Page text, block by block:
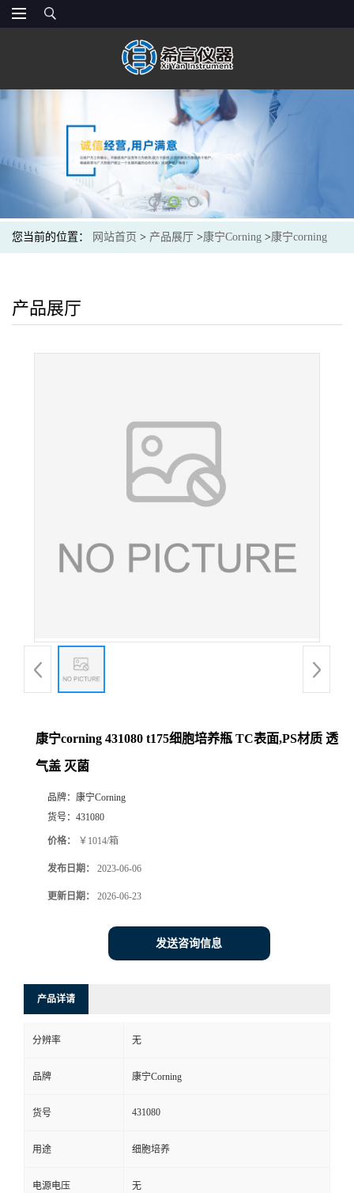
您当前的位置： 网站首页 > 产品展厅 >康宁Corning >康宁corning
产品展厅
康宁corning 431080 t175细胞培养瓶 TC表面,PS材质 透
气盖 灭菌
品牌： 康宁Corning
货号： 431080
价格： ￥1014/箱
发布日期： 2023-06-06
更新日期： 2026-06-23
发送咨询信息
产品详请
分辨率 无
品牌 康宁Corning
货号 431080
用途 细胞培养
电源电压 无